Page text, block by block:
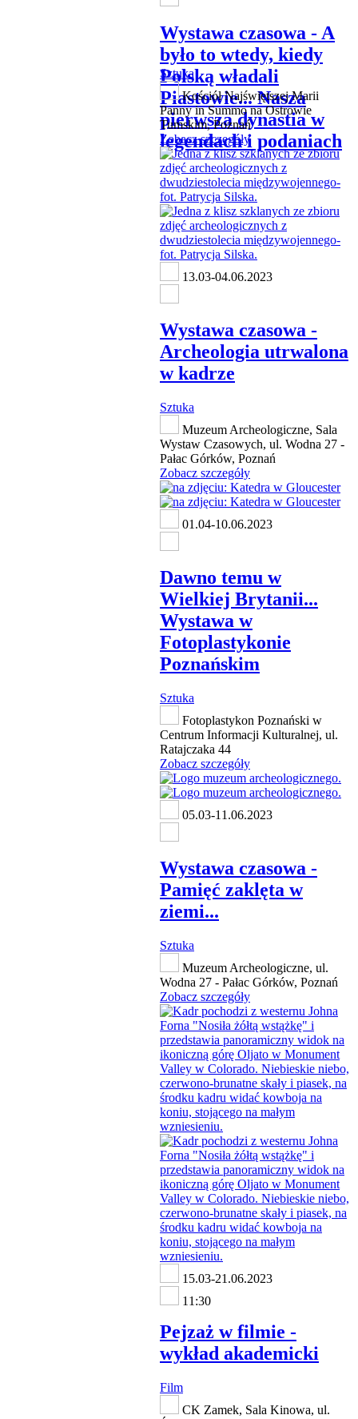
Wystawa czasowa - A
było to wtedy, kiedy
Polską władali
Piastowie... Nasza
pierwsza dynastia w
legendach i podaniach
Sztuka
Kościół Najświętszej Marii
Panny in Summo na Ostrowie
Tumskim, Poznań
Zobacz szczegóły
13.03-04.06.2023
Wystawa czasowa -
Archeologia utrwalona
w kadrze
Sztuka
Muzeum Archeologiczne, Sala
Wystaw Czasowych, ul. Wodna 27 -
Pałac Górków, Poznań
Zobacz szczegóły
01.04-10.06.2023
Dawno temu w
Wielkiej Brytanii...
Wystawa w
Fotoplastykonie
Poznańskim
Sztuka
Fotoplastykon Poznański w
Centrum Informacji Kulturalnej, ul.
Ratajczaka 44
Zobacz szczegóły
05.03-11.06.2023
Wystawa czasowa -
Pamięć zaklęta w
ziemi...
Sztuka
Muzeum Archeologiczne, ul.
Wodna 27 - Pałac Górków, Poznań
Zobacz szczegóły
15.03-21.06.2023
11:30
Pejzaż w filmie -
wykład akademicki
Film
CK Zamek, Sala Kinowa, ul.